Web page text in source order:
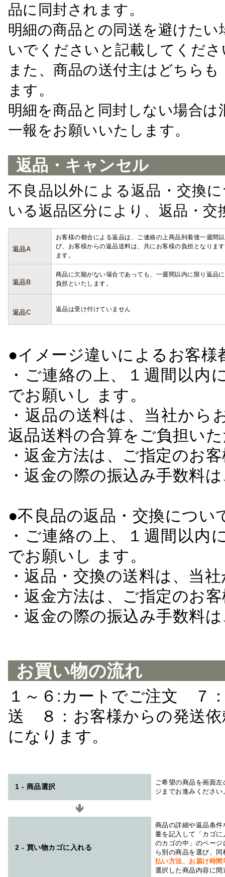
品に同封されます。
明細の商品との同送を避けた
いでくださいと記載してくださ
また、商品の送付主はどちら
ます。
明細を商品と同封しない場合
一報をお願いいたします。
返品・キャンセル
不良品以外による返品・交換
いる返品区分により、返品・
返品A
お客様の都合による返品は、ご連絡の上商品到着後一週間
び、お客様からの返品送料は、共にお客様の負担となりま
ます。
返品B
商品に欠陥がない場合であっても、一週間以内に限り返品
負担といたします。
返品C 返品は受け付けていません
●イメージ違いによるお客
・ご連絡の上、１週間以
でお願いし ます。
・返品の送料は、当社か
返品送料の合算をご負担い
・返金方法は、ご指定のお
・返金の際の振込み手数料
●不良品の返品・交換につい
・ご連絡の上、１週間以
でお願いし ます。
・返品・交換の送料は、当
・返金方法は、ご指定のお
・返金の際の振込み手数料
お買い物の流れ
１～６:カートでご注文 ７
送 ８：お客様からの発送
になります。
1 - 商品選択
ご希望の商品を画面
ジまでお進みください
2 - 買い物カゴに入れる
商品の詳細や返品条
量を記入して「カゴ
のカゴの中」のペー
ら別の商品を選び、
払い方法、お届け時
選択した商品内容に